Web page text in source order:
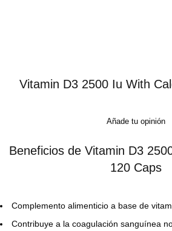
Vitamin D3 2500 Iu With
Añade tu opinión
Beneficios de Vitamin D3
120 Caps
Complemento alimenticio a base de
Contribuye a la coagulación sanguínea